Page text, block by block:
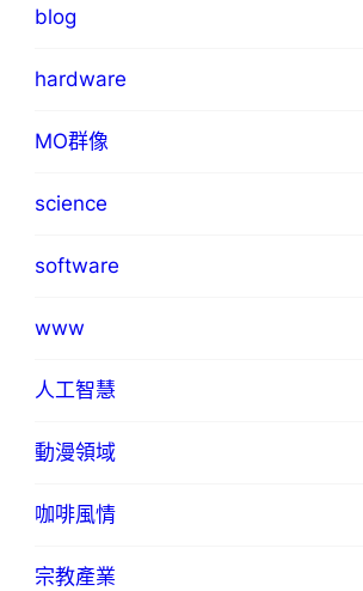
blog
hardware
MO群像
science
software
www
人工智慧
動漫領域
咖啡風情
宗教產業